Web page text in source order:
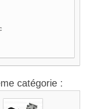
catégorie :